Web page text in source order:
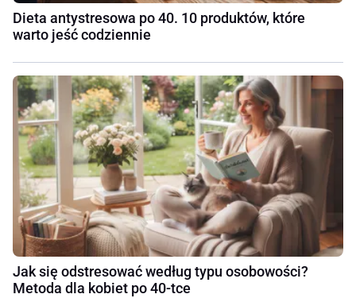
Dieta antystresowa po 40. 10 produktów, które
warto jeść codziennie
Jak się odstresować według typu osobowości?
Metoda dla kobiet po 40-tce